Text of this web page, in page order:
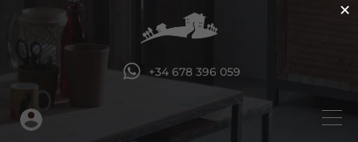
+34 678 396 059
×